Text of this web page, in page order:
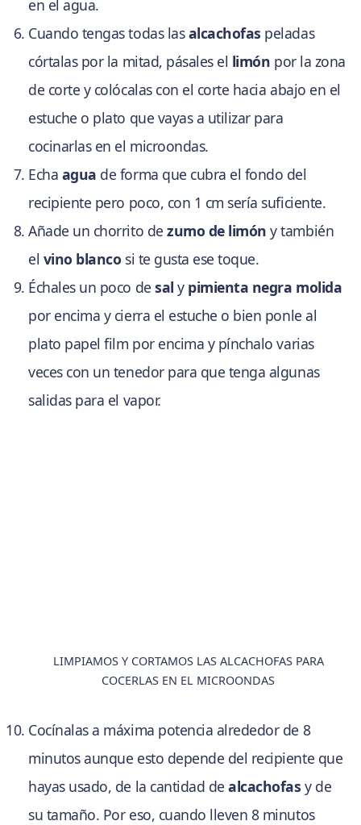
en el agua.
Cuando tengas todas lasalcachofas peladas
córtalas por la mitad, pásales el limón por la zona
de corte y colócalas con el corte hacia abajo en el
estuche o plato que vayas a utilizar para
cocinarlas en el microondas.
Echa agua de forma que cubra el fondo del
recipiente pero poco, con 1 cm sería suficiente.
Añade un chorrito dezumo de limón y también
el vino blanco si te gusta ese toque.
Échales un poco desal y pimienta negra molida
por encima y cierra el estuche o bien ponle al
plato papel film por encima y pínchalo varias
veces con un tenedor para que tenga algunas
salidas para el vapor.
LIMPIAMOS Y CORTAMOS LAS ALCACHOFAS PARA
COCERLAS EN EL MICROONDAS
Cocínalas a máxima potencia alrededor de 8
minutos aunque esto depende del recipiente que
hayas usado, de la cantidad dealcachofas y de
su tamaño. Por eso, cuando lleven 8 minutos